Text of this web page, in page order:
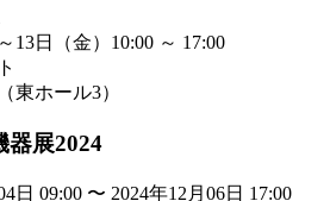
13日（金）10:00 ～ 17:00
東ホール3）
器展2024
日 09:00 〜 2024年12月06日 17:00